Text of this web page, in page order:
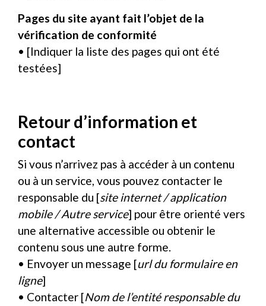
Pages du site ayant fait l’objet de la
vérification de conformité
• [Indiquer la liste des pages qui ont été
testées]
Retour d’information et
contact
Si vous n’arrivez pas à accéder à un contenu
ou à un service, vous pouvez contacter le
responsable du [site internet / application
mobile / Autre service] pour être orienté vers
une alternative accessible ou obtenir le
contenu sous une autre forme.
• Envoyer un message [url du formulaire en
ligne]
• Contacter [Nom de l’entité responsable du